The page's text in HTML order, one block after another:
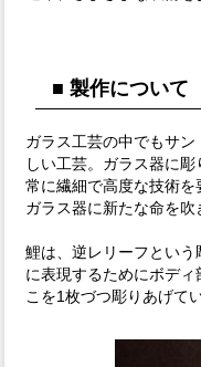
■ 製作について
ガラス工芸の中でもサ
しい工芸。ガラス器に
常に繊細で高度な技術を
ガラス器に新たな命を吹
鯉は、逆レリーフとい
に表現するためにボデ
こを1枚づつ彫りあげて